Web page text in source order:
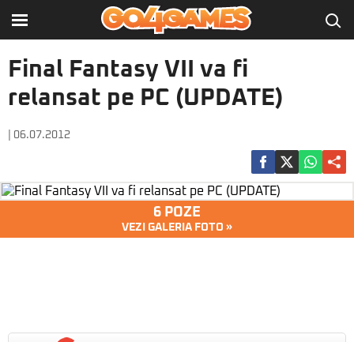
Final Fantasy VII va fi
relansat pe PC (UPDATE)
| 06.07.2012
6 POZE
VEZI GALERIA FOTO »